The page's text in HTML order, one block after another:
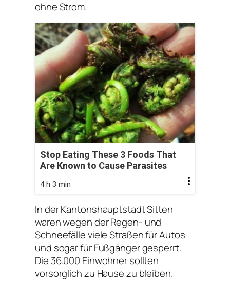
ohne Strom.
Stop Eating These 3 Foods That
Are Known to Cause Parasites
4 h 3 min
In der Kantonshauptstadt Sitten
waren wegen der Regen- und
Schneefälle viele Straßen für Autos
und sogar für Fußgänger gesperrt.
Die 36.000 Einwohner sollten
vorsorglich zu Hause zu bleiben.